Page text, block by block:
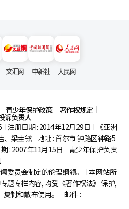
文汇网 中新社 人民网
青少年保护政策 著作权规定
诉负责人
注册日期 : 2014年12月29日
《亚洲
、梁圭铉 地址 : 首尔市钟路区钟路5
: 2007年11月15日
青少年保护负责
委员会制定的伦理纲领。
本网站所
题专栏内容, 均受《著作权法》 保护,
制和散布使用。
邮件 :